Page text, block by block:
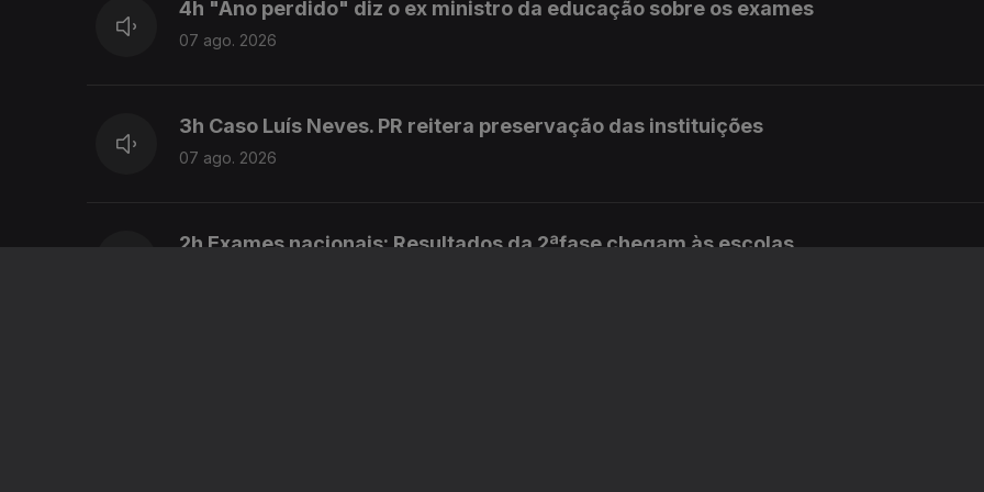
4h "Ano perdido" diz o ex ministro da educação sobre os exames
07 ago. 2026
3h Caso Luís Neves. PR reitera preservação das instituições
07 ago. 2026
2h Exames nacionais: Resultados da 2ªfase chegam às escolas